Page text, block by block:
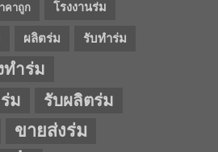
คาถูก โรงงานร่ม
ผลิตร่ม รับทำร่ม
ทำร่ม
ม
รับผลิตร่ม
ขายส่งร่ม